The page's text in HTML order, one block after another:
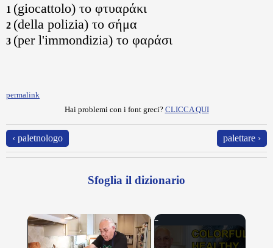
1 (giocattolo) το φτυαράκι
2 (della polizia) το σήμα
3 (per l'immondizia) το φαράσι
permalink
Hai problemi con i font greci? CLICCA QUI
‹ paletnologo palettare ›
Sfoglia il dizionario
×